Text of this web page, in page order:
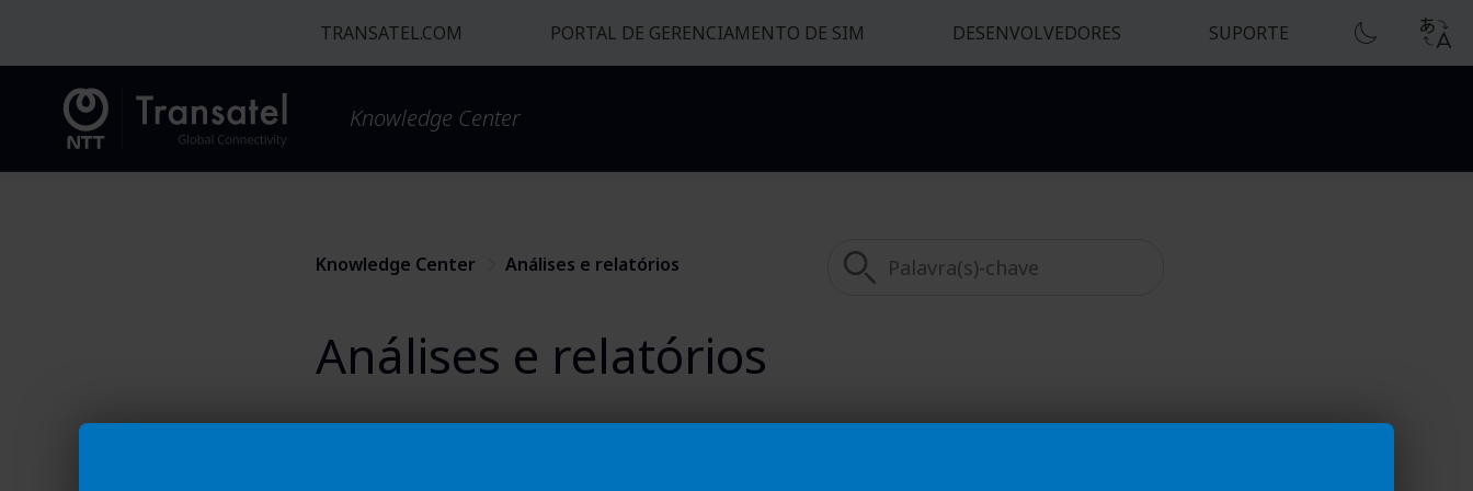
TRANSATEL.COM PORTAL DE GERENCIAMENTO DE SIM DESENVOLVEDORES SUPORTE
Knowledge Center
Knowledge Center Análises e relatórios
Análises e relatórios